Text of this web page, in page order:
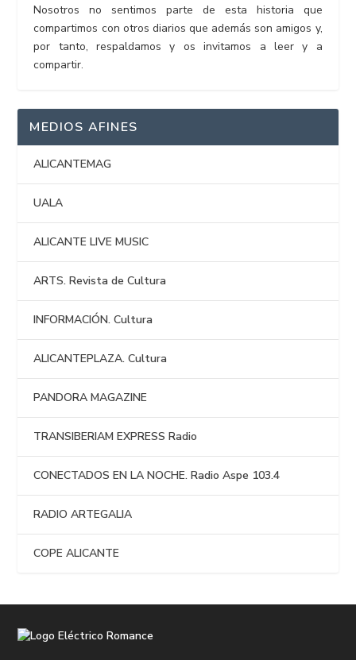
Nosotros no sentimos parte de esta historia que
compartimos con otros diarios que además son amigos y,
por tanto, respaldamos y os invitamos a leer y a
compartir.
MEDIOS AFINES
ALICANTEMAG
UALA
ALICANTE LIVE MUSIC
ARTS. Revista de Cultura
INFORMACIÓN. Cultura
ALICANTEPLAZA. Cultura
PANDORA MAGAZINE
TRANSIBERIAM EXPRESS Radio
CONECTADOS EN LA NOCHE. Radio Aspe 103.4
RADIO ARTEGALIA
COPE ALICANTE